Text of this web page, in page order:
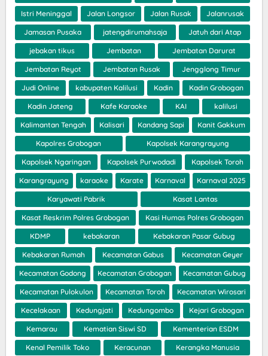
Istri Meninggal Jalan Longsor Jalan Rusak Jalanrusak
Jamasan Pusaka jatengdirumahsaja Jatuh dari Atap
jebakan tikus Jembatan Jembatan Darurat
Jembatan Reyot Jembatan Rusak Jengglong Timur
Judi Online kabupaten Kalilusi Kadin Kadin Grobogan
Kadin Jateng Kafe Karaoke KAI kalilusi
Kalimantan Tengah Kalisari Kandang Sapi Kanit Gakkum
Kapolres Grobogan Kapolsek Karangrayung
Kapolsek Ngaringan Kapolsek Purwodadi Kapolsek Toroh
Karangrayung karaoke Karate Karnaval Karnaval 2025
Karyawati Pabrik Kasat Lantas
Kasat Reskrim Polres Grobogan Kasi Humas Polres Grobogan
KDMP kebakaran Kebakaran Pasar Gubug
Kebakaran Rumah Kecamatan Gabus Kecamatan Geyer
Kecamatan Godong Kecamatan Grobogan Kecamatan Gubug
Kecamatan Pulokulon Kecamatan Toroh Kecamatan Wirosari
Kecelakaan Kedungjati Kedungombo Kejari Grobogan
Kemarau Kematian Siswi SD Kementerian ESDM
Kenal Pemilik Toko Keracunan Kerangka Manusia